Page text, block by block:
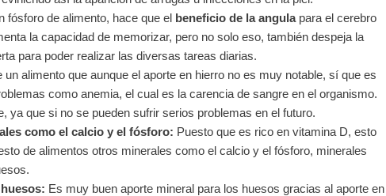
fósforo de alimento, hace que el beneficio de la angulapara el cerebro
la capacidad de memorizar, pero no solo eso, también despeja la
para poder realizar las diversas tareas diarias.
un alimento que aunque el aporte en hierro no es muy notable, sí que es
como anemia, el cual es la carencia de sangre en el organismo.
ya que si no se pueden sufrir serios problemas en el futuro.
como el calcio y el fósforo: Puesto que es rico en vitamina D, esto
de alimentos otros minerales como el calcio y el fósforo, minerales
Es muy buen aporte mineral para los huesos gracias al aporte en